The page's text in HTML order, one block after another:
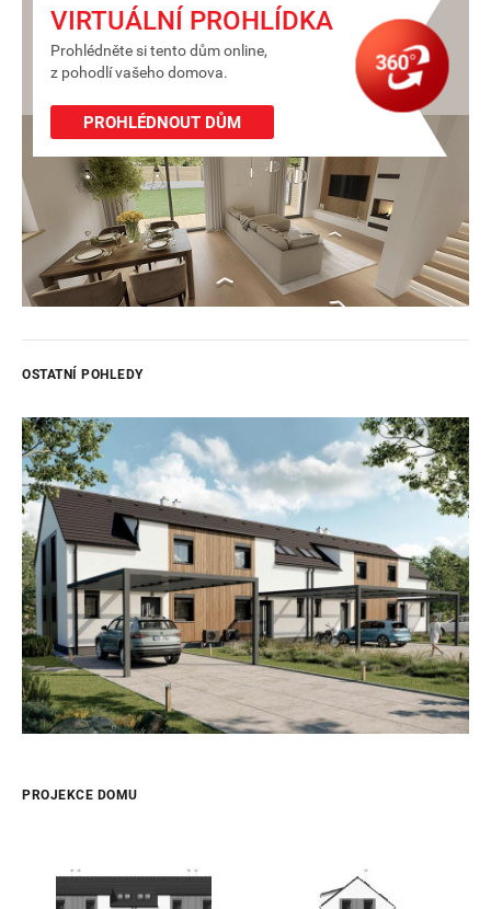
VIRTUÁLNÍ PROHLÍDKA
Prohlédněte si tento dům online,
z pohodlí vašeho domova.
PROHLÉDNOUT DŮM
OSTATNÍ POHLEDY
PROJEKCE DOMU